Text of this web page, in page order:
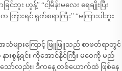
ဟွန့်” “ငါ့မိန်းမလေး ရေချိုးပြီး
ားရင် ရှက်စရာကြီး” “မကြားပါဘူး
များကြောင့် ဖြူဖြူသည် စာဖတ်ရာတွင်
းစွန့်ရင်း ကိုအောင်နိုင်ကြီး မဝေကို မည်
ော်လည်း၊ ဒီကနေ့ တစ်ယောက်ထဲ ဖြစ်နေ